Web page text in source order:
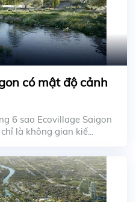
có mật độ cảnh
6 sao Ecovillage Saigon
là không gian kiế...